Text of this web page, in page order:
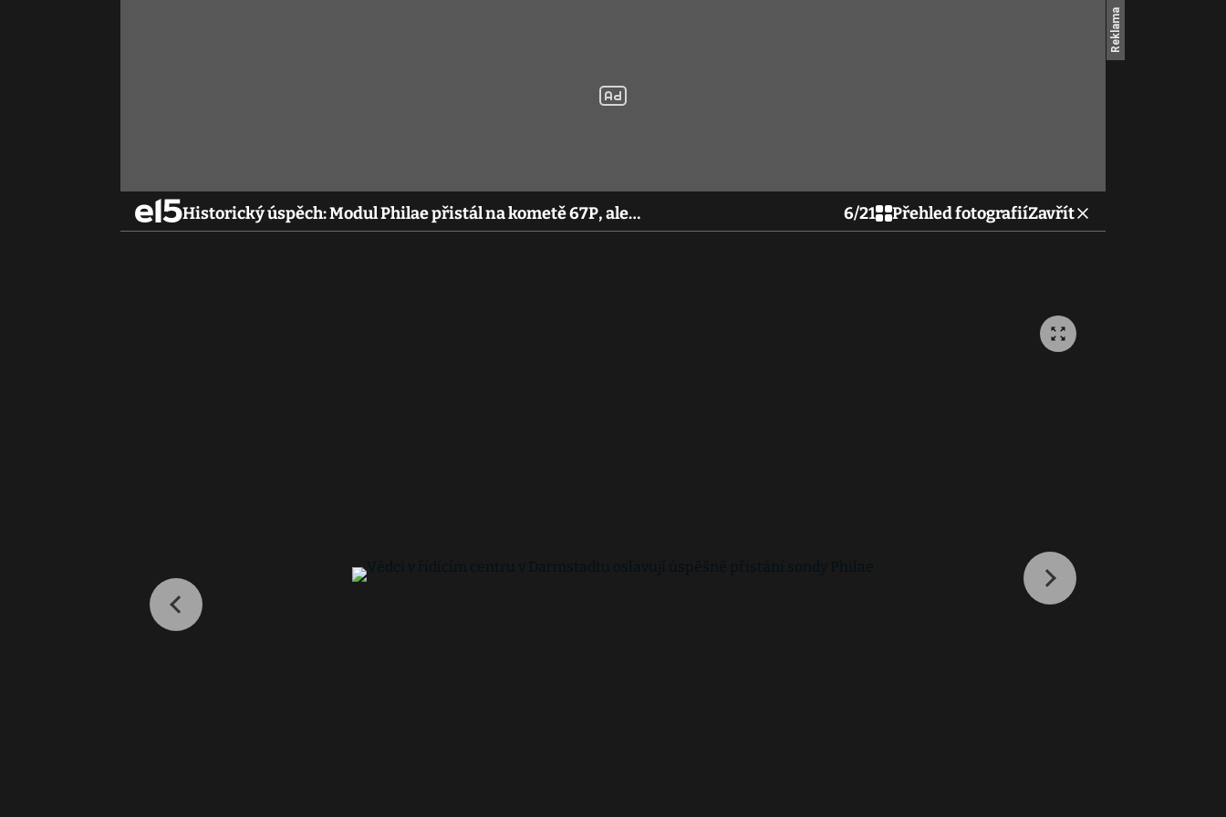
Historický úspěch: Modul Philae přistál na kometě 67P, ale… 6/21 Přehled fotografiíZavřít